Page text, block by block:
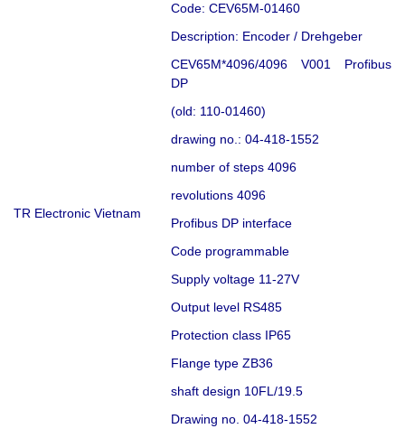
TR Electronic Vietnam
Code: CEV65M-01460
Description: Encoder / Drehgeber
CEV65M*4096/4096 V001 Profibus
DP
(old: 110-01460)
drawing no.: 04-418-1552
number of steps 4096
revolutions 4096
Profibus DP interface
Code programmable
Supply voltage 11-27V
Output level RS485
Protection class IP65
Flange type ZB36
shaft design 10FL/19.5
Drawing no. 04-418-1552